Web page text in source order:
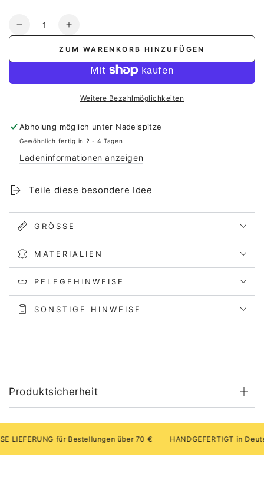
Anzahl
Verringere Erhöhe
Menge
Hochzeitshöschen
ZUM WARENKORB HINZUFÜGEN
Weitere Bezahlmöglichkeiten
Abholung möglich unter Nadelspitze
Gewöhnlich fertig in 2 - 4 Tagen
Ladeninformationen anzeigen
Teile diese besondere Idee
GRÖSSE
MATERIALIEN
PFLEGEHINWEISE
SONSTIGE HINWEISE
Produktsicherheit
für Bestellungen über 70 € HANDGEFERTIGT in